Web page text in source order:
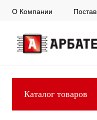
О Компании
Каталог товаров